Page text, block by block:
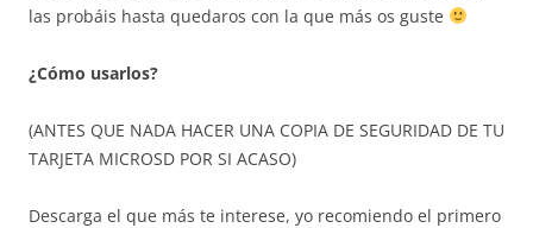
las probáis hasta quedaros con la que más os guste
¿Cómo usarlos?
(ANTES QUE NADA HACER UNA COPIA DE SEGURIDAD DE TU
TARJETA MICROSD POR SI ACASO)
Descarga el que más te interese, yo recomiendo el primero